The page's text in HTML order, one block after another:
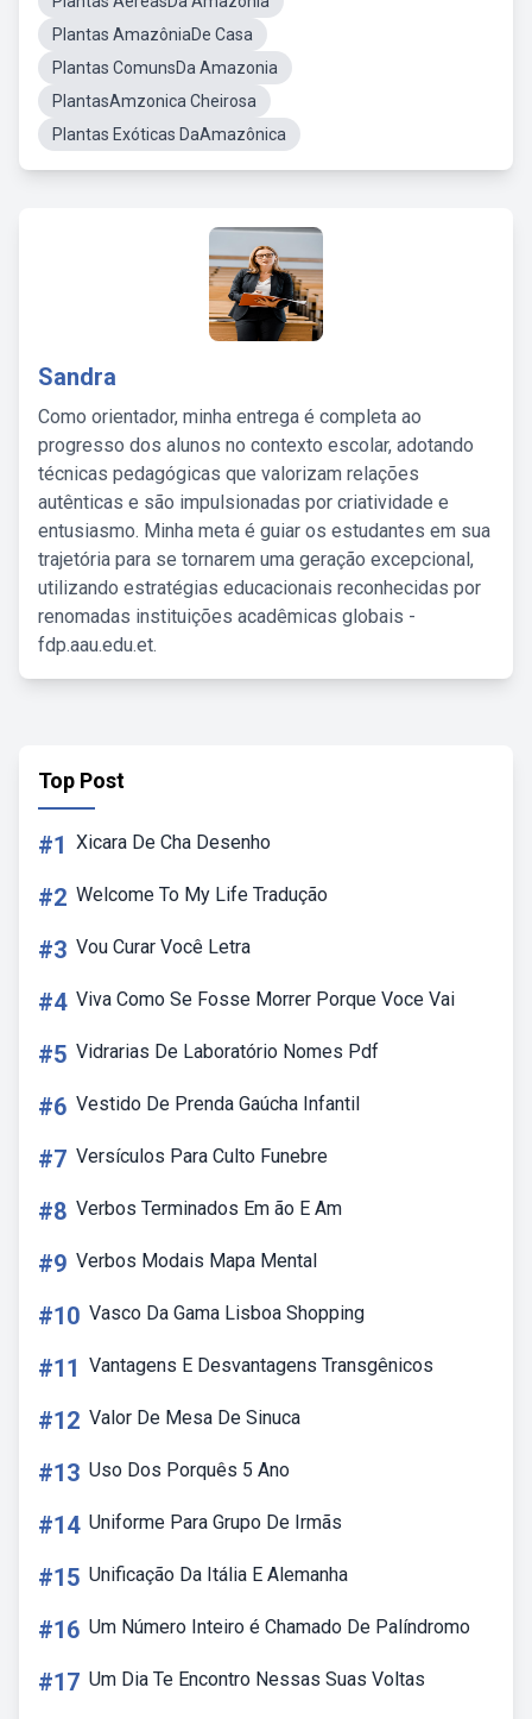
Plantas AmazôniaDe Casa
Plantas ComunsDa Amazonia
PlantasAmzonica Cheirosa
Plantas Exóticas DaAmazônica
Sandra
Como orientador, minha entrega é completa ao
progresso dos alunos no contexto escolar, adotando
técnicas pedagógicas que valorizam relações
autênticas e são impulsionadas por criatividade e
entusiasmo. Minha meta é guiar os estudantes em sua
trajetória para se tornarem uma geração excepcional,
utilizando estratégias educacionais reconhecidas por
renomadas instituições acadêmicas globais -
fdp.aau.edu.et.
Top Post
#1 Xicara De Cha Desenho
#2 Welcome To My Life Tradução
#3 Vou Curar Você Letra
#4 Viva Como Se Fosse Morrer Porque Voce Vai
#5 Vidrarias De Laboratório Nomes Pdf
#6 Vestido De Prenda Gaúcha Infantil
#7 Versículos Para Culto Funebre
#8 Verbos Terminados Em ão E Am
#9 Verbos Modais Mapa Mental
#10 Vasco Da Gama Lisboa Shopping
#11 Vantagens E Desvantagens Transgênicos
#12 Valor De Mesa De Sinuca
#13 Uso Dos Porquês 5 Ano
#14 Uniforme Para Grupo De Irmãs
#15 Unificação Da Itália E Alemanha
#16 Um Número Inteiro é Chamado De Palíndromo
#17 Um Dia Te Encontro Nessas Suas Voltas